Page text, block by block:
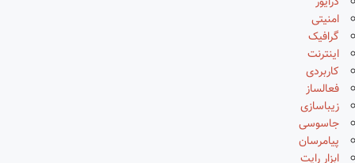
امنیتی
گرافیک
اینترنت
کاربردی
فعالساز
زیباسازی
جاسوسی
پیامرسان
ابزار رایت